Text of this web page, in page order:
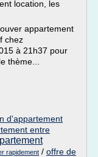
location, les
appartement
chez
à 21h37 pour
thème...
d'appartement
entre
rapidement / offre de